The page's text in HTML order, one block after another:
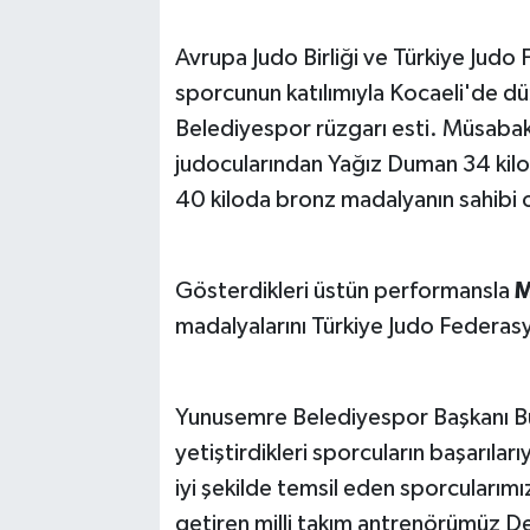
Avrupa Judo Birliği ve Türkiye
sporcunun katılımıyla Kocaeli'de
Belediyespor rüzgarı esti.
judocularından Yağız Duman 34
40 kiloda bronz madalyanın sahibi
Gösterdikleri üstün performansla
madalyalarını Türkiye Judo
Yunusemre Belediyespor Başkanı
yetiştirdikleri sporcuların
iyi şekilde temsil eden
getiren milli takım antrenörümüz